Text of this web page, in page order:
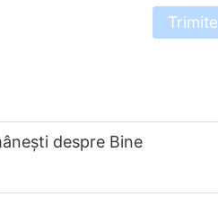
Trimite
despre Bine